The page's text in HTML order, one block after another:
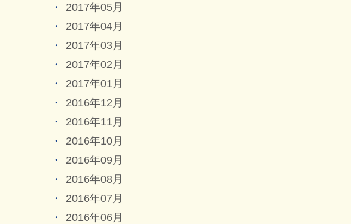
2017年05月
2017年04月
2017年03月
2017年02月
2017年01月
2016年12月
2016年11月
2016年10月
2016年09月
2016年08月
2016年07月
2016年06月